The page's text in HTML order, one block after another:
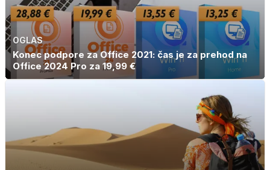
OGLAS
Konec podpore za Office 2021: čas je za prehod na
Office 2024 Pro za 19,99 €